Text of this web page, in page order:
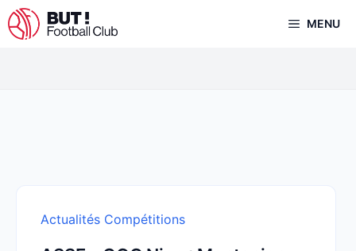
Aller
au
MENU
Actualités Compétitions